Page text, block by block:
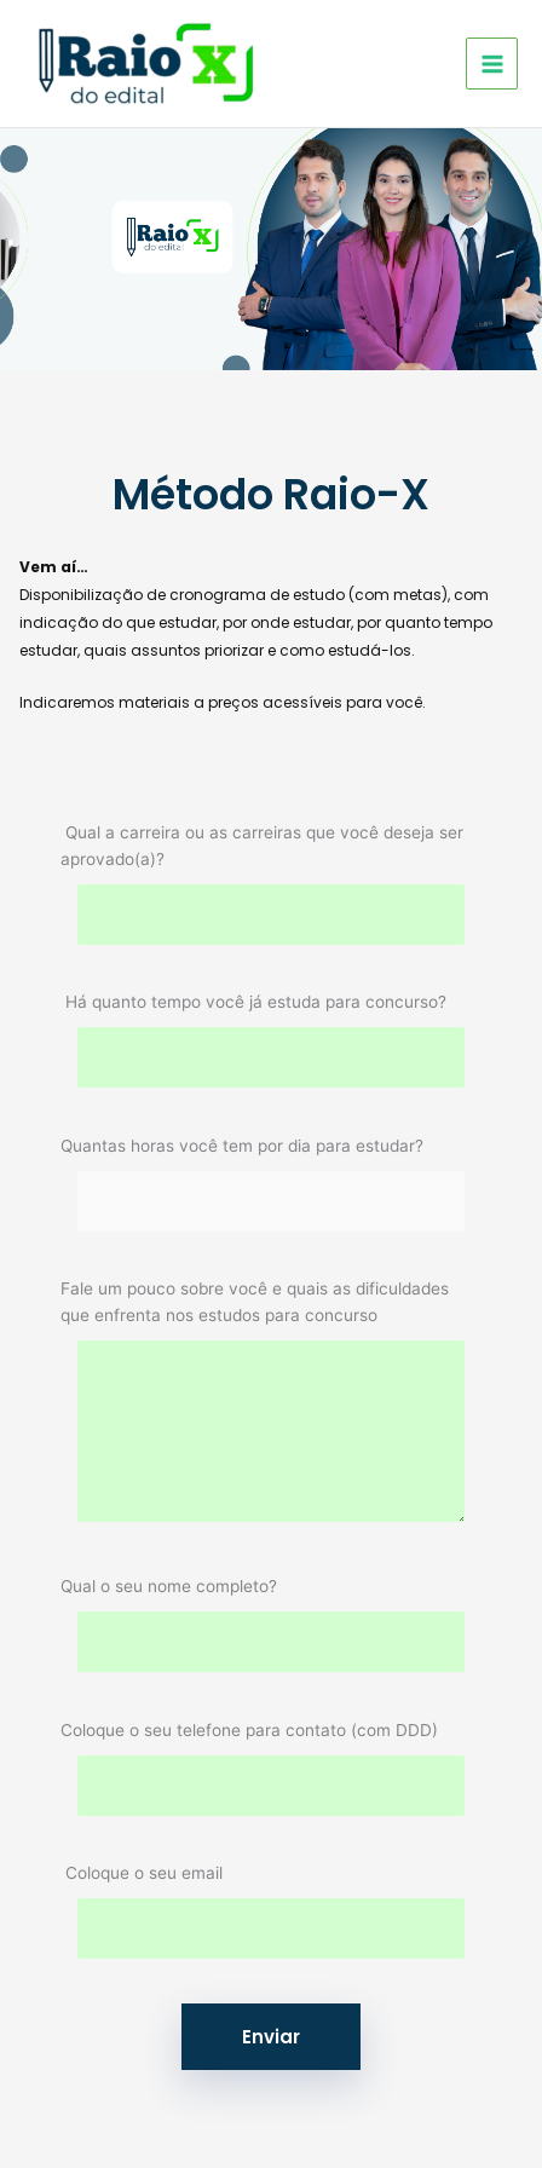
conteúdo
Método Raio-X
Vem aí…
Disponibilização de cronograma de estudo (com metas), com
indicação do que estudar, por onde estudar, por quanto tempo
estudar, quais assuntos priorizar e como estudá-los.
Indicaremos materiais a preços acessíveis para você.
Qual a carreira ou as carreiras que você deseja ser
aprovado(a)?
Há quanto tempo você já estuda para concurso?
Quantas horas você tem por dia para estudar?
Fale um pouco sobre você e quais as dificuldades
que enfrenta nos estudos para concurso
Qual o seu nome completo?
Coloque o seu telefone para contato (com DDD)
Coloque o seu email